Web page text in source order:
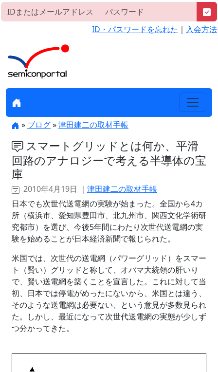
ID・パスワードを忘れた ｜ 入会方法
» ブログ»津田建二の取材手帳
スマートグリッドとは何か、平滑
回路のアナロジーで考える半導体の宝
庫
2010年4月19日 ｜ 津田建二の取材手帳
日本でも次世代送電網の実験が始まった。全国から4カ
所（横浜市、愛知県豊田市、北九州市、関西文化学術研
究都市）を選び、今後5年間にわたり次世代送電網の実
験を始めることが日本経済新聞で報じられた。
米国では、次世代の送電網（パワーグリッド）をスマー
ト（賢い）グリッドと称して、オバマ大統領の肝いり
で、賢い送電網を築くことを宣言した。これに対して当
初、日本では停電がめったにないから、米国とは違う、
そのような送電網は必要ない、という意見が多数見られ
た。しかし、最近になって次世代送電網の実態が少しず
つ分かってきた。